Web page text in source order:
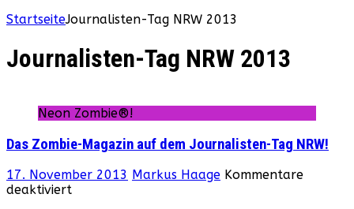
StartseiteJournalisten-Tag NRW 2013
Journalisten-Tag NRW 2013
Neon Zombie®!
Das Zombie-Magazin auf dem Journalisten-Tag NRW!
17. November 2013 Markus Haage Kommentare
deaktiviertfür